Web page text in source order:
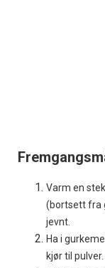
Varm en
(bortsett fra
jevnt.
Ha i
kjør til pulver.